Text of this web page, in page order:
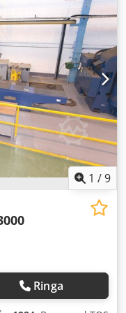
slipvagn: 0 - 5
effektbehov: 55 kVA
x 4 x 2,2 m med:
i diameter 10,1°
olika
och
1 /9
Ringa